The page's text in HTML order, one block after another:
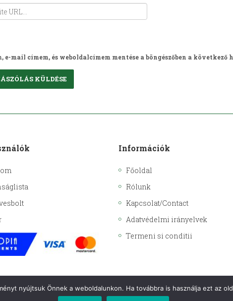
e-mail címem, és weboldalcímem mentése a böngészőben a következő
Információk
Főoldal
Rólunk
Kapcsolat/Contact
Adatvédelmi irányelvek
Termeni si conditii
nyújtsuk Önnek a weboldalunkon. Ha továbbra is használja ezt az